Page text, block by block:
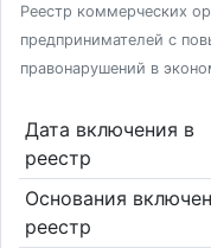
Реестр коммерческих
предпринимателей с
правонарушений в
Дата включения в
реестр
Основания
реестр